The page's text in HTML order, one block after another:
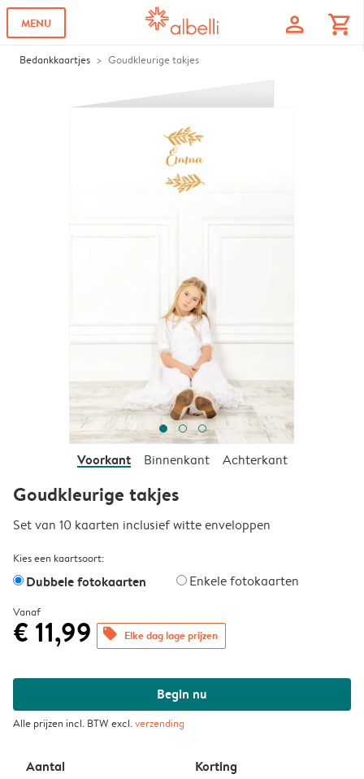
MENU profile shopping_cart
Bedankkaartjes Goudkleurige takjes
Voorkant Binnenkant Achterkant
Goudkleurige takjes
Set van 10 kaarten inclusief witte enveloppen
Kies een kaartsoort:
Dubbele fotokaarten Enkele fotokaarten
Vanaf
€ 11,99 offers Elke dag lage prijzen
Begin nu
Alle prijzen incl. BTW excl.verzending
Aantal Korting